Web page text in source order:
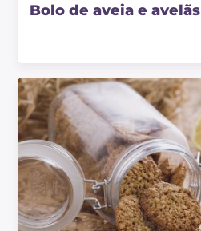
Bolo de aveia e avelãs